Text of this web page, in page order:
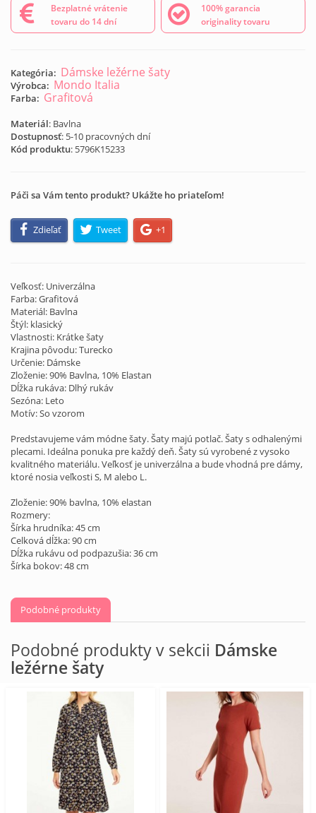
Bezplatné vrátenie
tovaru do 14 dní
100% garancia
originality tovaru
Kategória: Dámske ležérne šaty
Výrobca: Mondo Italia
Farba: Grafitová
Materiál: Bavlna
Dostupnosť: 5-10 pracovných dní
Kód produktu: 5796K15233
Páči sa Vám tento produkt? Ukážte ho priateľom!
Zdieľať Tweet +1
Veľkosť: Univerzálna
Farba: Grafitová
Materiál: Bavlna
Štýl: klasický
Vlastnosti: Krátke šaty
Krajina pôvodu: Turecko
Určenie: Dámske
Zloženie: 90% Bavlna, 10% Elastan
Dĺžka rukáva: Dlhý rukáv
Sezóna: Leto
Motív: So vzorom
Predstavujeme vám módne šaty. Šaty majú potlač. Šaty s odhalenými
plecami. Ideálna ponuka pre každý deň. Šaty sú vyrobené z vysoko
kvalitného materiálu. Veľkosť je univerzálna a bude vhodná pre dámy,
ktoré nosia veľkosti S, M alebo L.
Zloženie: 90% bavlna, 10% elastan
Rozmery:
Šírka hrudníka: 45 cm
Celková dĺžka: 90 cm
Dĺžka rukávu od podpazušia: 36 cm
Šírka bokov: 48 cm
Podobné produkty
Podobné produkty v sekcii Dámske
ležérne šaty